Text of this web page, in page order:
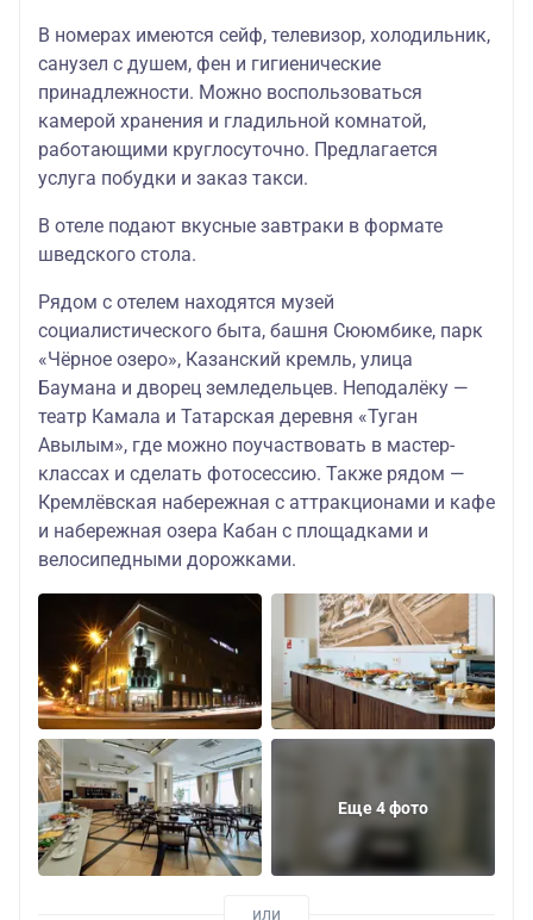
Tower» 4 *
(superior
TWIN/DBL) НГ
53100 27600/52600
«Гранд Отель
Казань» 4 *
TWIN/DBL) НГ
Палас Отель»
(стандартный
TWIN/DBL) НГ
55100 27600/54600
«Биляр Палас
Отель» 4 *
(стандартный
TWIN/DBL) НГ
55100 27600/54600
«Отель Релита»
4 *
(стандартный
TWIN/DBL) НГ
56850 27600/56350
«Отель Ногай» 4
* (стандартный
TWIN/DBL) НГ
27600/57100
Отель
«Корстон Royal»
5* (DELUXE
TWIN/DBL) НГ
65600 27600/65100 65600
В номерах имеются сейф, телевизор, холодильник,
санузел с душем, фен и гигиенические
принадлежности. Можно воспользоваться
камерой хранения и гладильной комнатой,
работающими круглосуточно. Предлагается
услуга побудки и заказ такси.
В отеле подают вкусные завтраки в формате
шведского стола.
Рядом с отелем находятся музей
социалистического быта, башня Сююмбике, парк
«Чёрное озеро», Казанский кремль, улица
Баумана и дворец земледельцев. Неподалёку —
театр Камала и Татарская деревня «Туган
Авылым», где можно поучаствовать в мастер-
классах и сделать фотосессию. Также рядом —
Кремлёвская набережная с аттракционами и кафе
и набережная озера Кабан с площадками и
велосипедными дорожками.
Еще 4 фото